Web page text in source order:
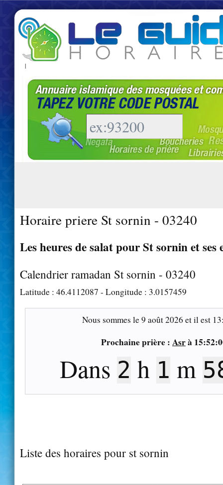
|
Horaire priere St sornin - 03240
Les heures de salat pour St sornin et ses
Calendrier ramadan St sornin - 03240
Latitude : 46.4112087 - Longitude : 3.0157459
Nous sommes le9 août 2026 et il est
Prochaine prière : Asrà
Dans 2 h 1 m
Liste des horaires pour st sornin